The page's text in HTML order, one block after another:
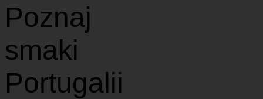
Poznaj
smaki
Portugalii